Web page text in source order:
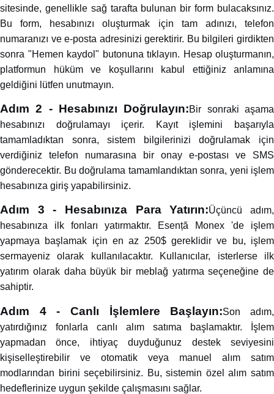
sitesinde, genellikle sağ tarafta bulunan bir form bulacaksınız.
Bu form, hesabınızı oluşturmak için tam adınızı, telefon
numaranızı ve e-posta adresinizi gerektirir. Bu bilgileri girdikten
sonra "Hemen kaydol" butonuna tıklayın. Hesap oluşturmanın,
platformun hüküm ve koşullarını kabul ettiğiniz anlamına
geldiğini lütfen unutmayın.
Adım 2 - Hesabınızı Doğrulayın:Bir sonraki aşama
hesabınızı doğrulamayı içerir. Kayıt işlemini başarıyla
tamamladıktan sonra, sistem bilgilerinizi doğrulamak için
verdiğiniz telefon numarasına bir onay e-postası ve SMS
gönderecektir. Bu doğrulama tamamlandıktan sonra, yeni işlem
hesabınıza giriş yapabilirsiniz.
Adım 3 - Hesabınıza Para Yatırın:Üçüncü adım,
hesabınıza ilk fonları yatırmaktır. Esență Monex 'de işlem
yapmaya başlamak için en az 250$ gereklidir ve bu, işlem
sermayeniz olarak kullanılacaktır. Kullanıcılar, isterlerse ilk
yatırım olarak daha büyük bir meblağ yatırma seçeneğine de
sahiptir.
Adım 4 - Canlı İşlemlere Başlayın:Son adım,
yatırdığınız fonlarla canlı alım satıma başlamaktır. İşlem
yapmadan önce, ihtiyaç duyduğunuz destek seviyesini
kişiselleştirebilir ve otomatik veya manuel alım satım
modlarından birini seçebilirsiniz. Bu, sistemin özel alım satım
hedeflerinize uygun şekilde çalışmasını sağlar.